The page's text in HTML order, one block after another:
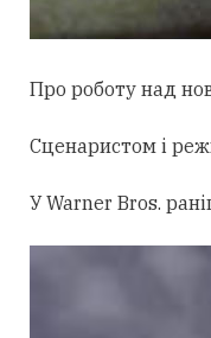
Про роботу над
Сценаристом і
У Warner Bros.